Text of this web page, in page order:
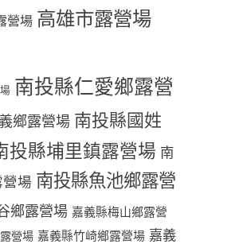
營場 高雄市露營場
南投縣仁愛鄉露營
鄉露營場 南投縣國姓
投縣埔里鎮露營場 南
場 南投縣魚池鄉露營
鄉露營場 嘉義縣梅山鄉露營
營場 嘉義縣竹崎鄉露營場 嘉義